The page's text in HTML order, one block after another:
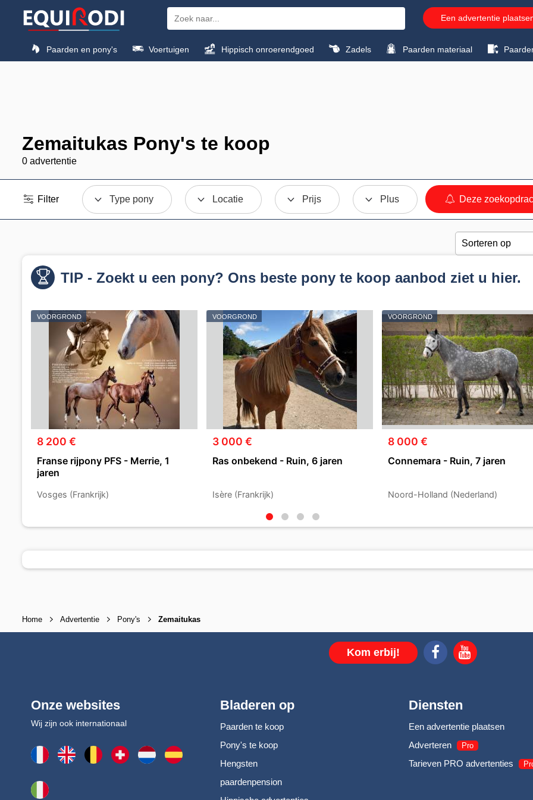
Een advertentie
Paarden en pony's Voertuigen Hippisch onroerendgoed Zadels Paarden materiaal
Zemaitukas Pony's te koop
0 advertentie
Filter Type pony Locatie Prijs Plus Deze
TIP - Zoekt u een pony? Ons beste pony te koop aanbod ziet u hier.
VOORGROND
8 200 €
Franse rijpony PFS - Merrie, 1
jaren
Vosges (Frankrijk)
VOORGROND
3 000 €
Ras onbekend - Ruin, 6 jaren
Isère (Frankrijk)
VOORGROND
8 000 €
Connemara - Ruin, 7 jaren
Noord-Holland (Nederland)
Home Advertentie Pony's Zemaitukas
Kom erbij!
Onze websites
Wij zijn ook internationaal
Bladeren op
Paarden te koop
Pony's te koop
Hengsten
paardenpension
Diensten
Een advertentie plaatsen
Adverteren
Pro
Tarieven PRO advertenties